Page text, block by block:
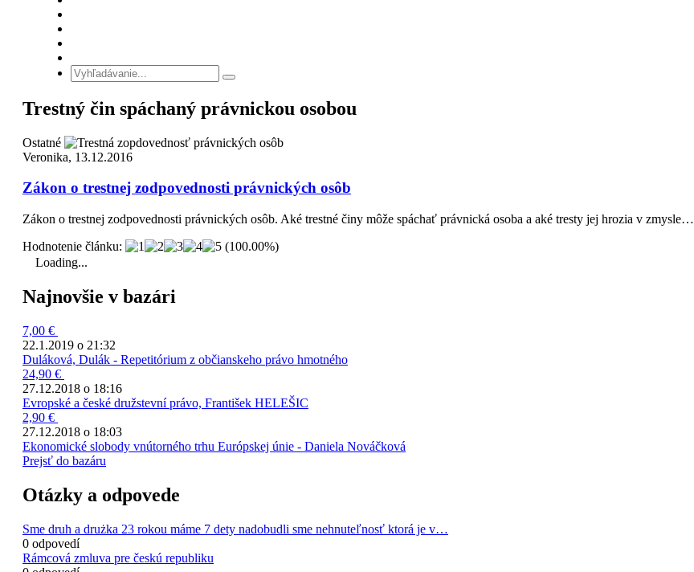
Trestný čin spáchaný právnickou osobou
Ostatné
Veronika, 13.12.2016
Zákon o trestnej zodpovednosti právnických osôb
Zákon o trestnej zodpovednosti právnických osôb. Aké trestné činy môže spáchať právnická osoba a aké tresty jej hrozia v zmysle…
Hodnotenie článku:
(100.00%)
Loading...
Najnovšie v bazári
7,00 €
22.1.2019 o 21:32
Duláková, Dulák - Repetitórium z občianskeho právo hmotného
24,90 €
27.12.2018 o 18:16
Evropské a české družstevní právo, František HELEŠIC
2,90 €
27.12.2018 o 18:03
Ekonomické slobody vnútorného trhu Európskej únie - Daniela Nováčková
Prejsť do bazáru
Otázky a odpovede
Sme druh a drużka 23 rokou máme 7 dety nadobudli sme nehnuteľnosť ktorá je v…
0 odpovedí
Rámcová zmluva pre českú republiku